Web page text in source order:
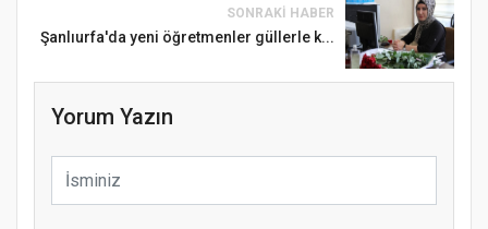
SONRAKI HABER
Şanlıurfa'da yeni öğretmenler güllerle k...
Yorum Yazın
Samsun Atakum’da Ayasofya Camii
Etkinliği